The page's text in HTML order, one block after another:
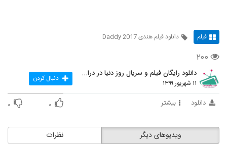
فیلم دانلود فیلم هندی Daddy 2017
۲۰۰
دانلود رایگان فیلم و سریال روز دنیا در درامافا
۱۱ شهریور ۱۳۹۹ دنبال کردن
دانلود بیشتر ۰ ۰
نظرات ویدیوهای دیگر